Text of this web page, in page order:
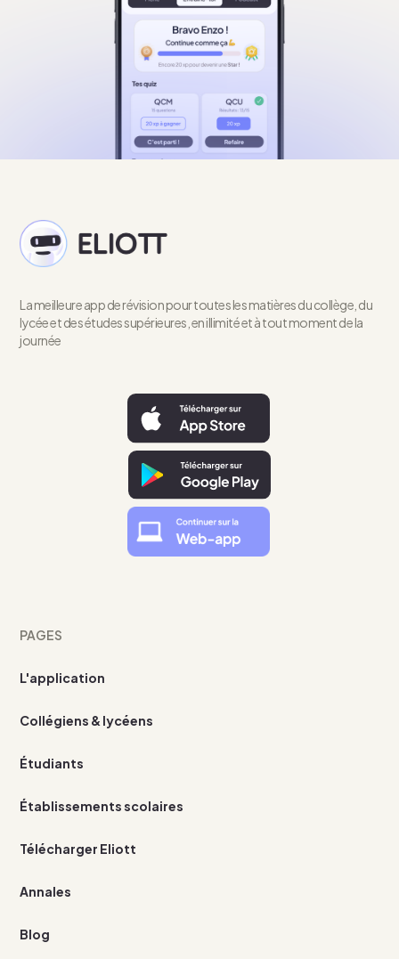
La meilleure app de révision pour toutes les matières du collège, du
lycée et des études supérieures, en illimité et à tout moment de la
journée
PAGES
L'application
Collégiens & lycéens
Étudiants
Établissements scolaires
Télécharger Eliott
Annales
Blog